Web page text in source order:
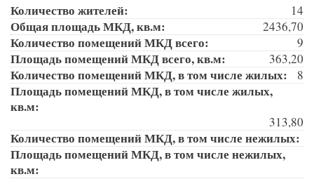
Количество жителей: 14
Общая площадь МКД, кв.м: 2436,70
Количество помещений МКД всего: 9
Площадь помещений МКД всего, кв.м: 363,20
Количество помещений МКД, в том числе жилых: 8
Площадь помещений МКД, в том числе жилых,
кв.м:
313,80
Количество помещений МКД, в том числе нежилых:
Площадь помещений МКД, в том числе нежилых,
кв.м: